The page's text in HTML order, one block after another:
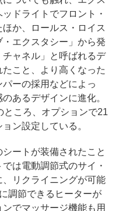
ドライトでフロント・
か、ロールス・ロイス
エクスタシー」から発
ャネル」と呼ばれるデ
こと、より高くなった
ーの採用などによっ
あるデザインに進化。
ところ、オプションで21
ン設定している。
ートが装備されたこと
は電動調節式のサイ・
リクライニングが可能
調節できるヒーターが
でマッサージ機能も用